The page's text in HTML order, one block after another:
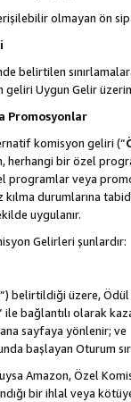
olmayan ön
belirtilen
geliri Uygun Gelir
Promosyonlar
komisyon geliri (“
herhangi bir özel
veya
durumlarına
uygulanır.
Gelirleri şunlardır:
”) belirtildiği üzere, Ödül
bağlantılı olarak
sayfaya yönlenir; ve
başlayan Oturum
Amazon, Özel
bir ihlal veya